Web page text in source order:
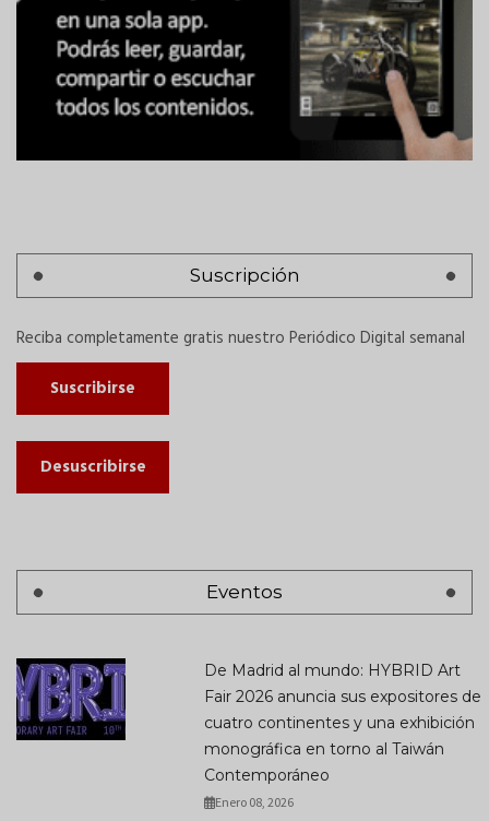
Suscripción
Reciba completamente gratis nuestro Periódico Digital semanal
Suscribirse
Desuscribirse
Eventos
De Madrid al mundo: HYBRID Art
Fair 2026 anuncia sus expositores de
cuatro continentes y una exhibición
monográfica en torno al Taiwán
Contemporáneo
Enero 08, 2026